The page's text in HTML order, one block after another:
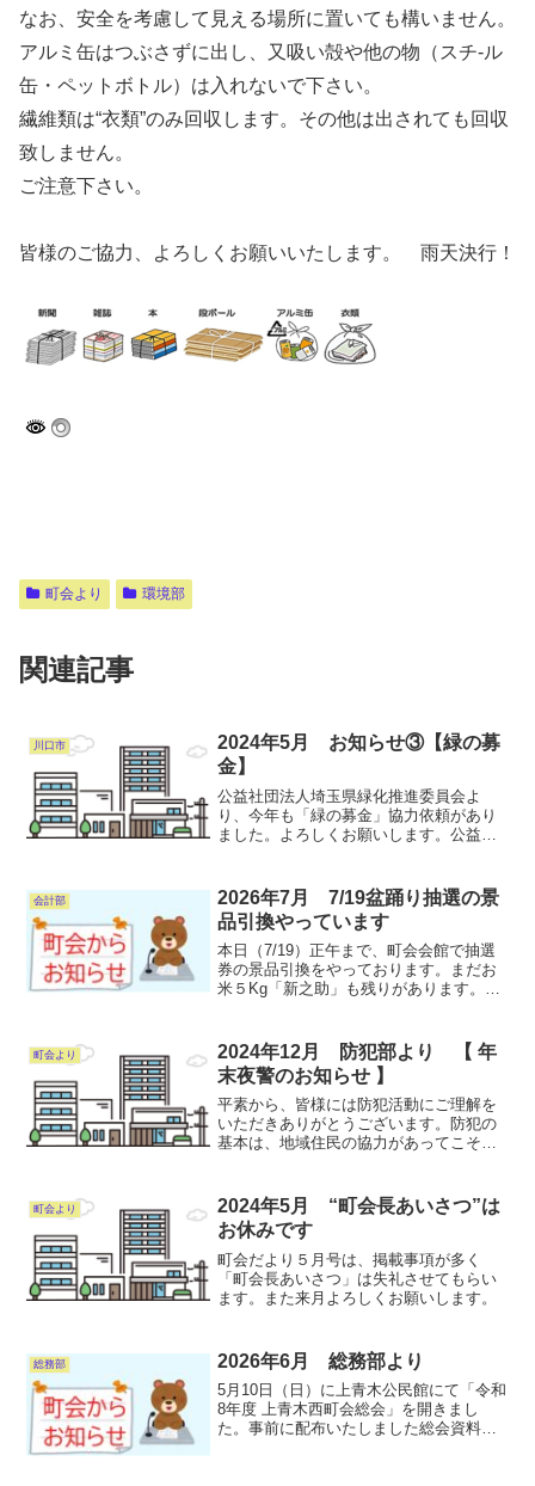
なお、安全を考慮して見える場所に置いても構いません。
アルミ缶はつぶさずに出し、又吸い殻や他の物（スチ-ル
缶・ペットボトル）は入れないで下さい。
繊維類は“衣類”のみ回収します。その他は出されても回収
致しません。
ご注意下さい。
皆様のご協力、よろしくお願いいたします。 雨天決行！
町会より 環境部
関連記事
川口市
2024年5月 お知らせ③【緑の募
金】
公益社団法人埼玉県緑化推進委員会よ
り、今年も「緑の募金」協力依頼があり
ました。よろしくお願いします。公益社
会計部
2026年7月 7/19盆踊り抽選の景
品引換やっています
本日（7/19）正午まで、町会会館で抽選
券の景品引換をやっております。まだお
米５Kg「新之助」も残りがあります。抽
す。お手元の抽選券、今一度ご確認お願
いします。
町会より
2024年12月 防犯部より 【 年
末夜警のお知らせ 】
平素から、皆様には防犯活動にご理解を
いただきありがとうございます。防犯の
基本は、地域住民の協力があってこそ成
あります。そこで、町会では毎年恒例の
年末夜警を下記の通り実施...
町会より
2024年5月 “町会長あいさつ”は
お休みです
町会だより５月号は、掲載事項が多く
「町会長あいさつ」は失礼させてもらい
ます。また来月よろしくお願いします。
総務部 2026年6月 総務部より
5月10日（日）に上青木公民館にて「令和
8年度 上青木西町会総会」を開きまし
た。事前に配布いたしました総会資料を